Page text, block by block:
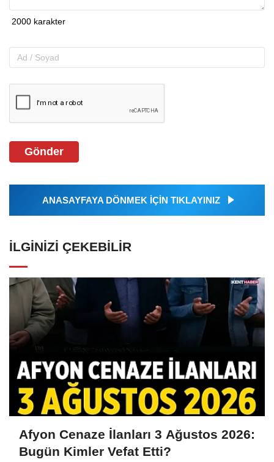
Gönder
ANASAYFAYA DÖNMEK İÇİN TIKLAYINIZ
İLGINIZI ÇEKEBILIR
Afyon Cenaze İlanları 3 Ağustos 2026:
Bugün Kimler Vefat Etti?